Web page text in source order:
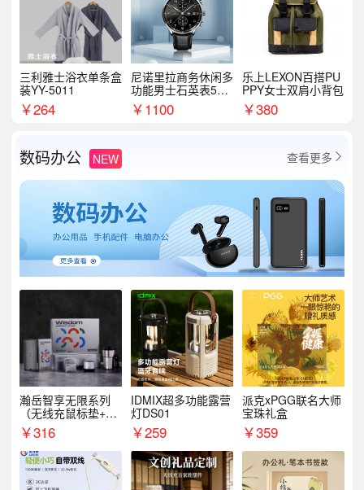
三利雅士浴衣单条盒
装YY-5011
￥264
尼诺里拉商务休闲多
功能男士石英表510
05
￥1100
乐上LEXON百搭PU
PPY女士双肩小背包
￥380
数码办公 NEW 查看更多 
瀚岳智享无限系列
（无线充鼠标垫+飞
利浦音响+乐扣咖啡
杯）
￥316
IDMIX超多功能露营
灯DS01
￥259
派克xPGG联名大师
宝珠礼盒
￥359